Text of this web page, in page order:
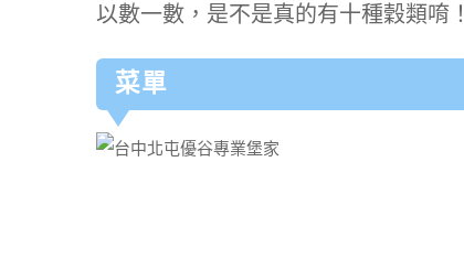
以數一數，是不是真的有十種穀類唷！
菜單